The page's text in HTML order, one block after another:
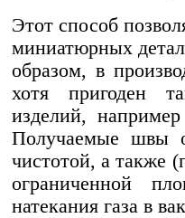
Этот способ
миниатюрных
образом, в
хотя пригоден
изделий,
Получаемые швы
чистотой, а также
ограниченной
натекания газа в